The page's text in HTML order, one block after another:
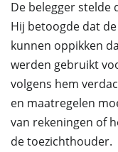
De belegger stelde
Hij betoogde dat
kunnen oppikken
werden gebruikt
volgens hem
en maatregelen
van rekeningen of
de toezichthouder.